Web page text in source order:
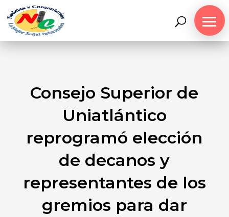
Consejo Superior de
Uniatlántico
reprogramó elección
de decanos y
representantes de los
gremios para dar